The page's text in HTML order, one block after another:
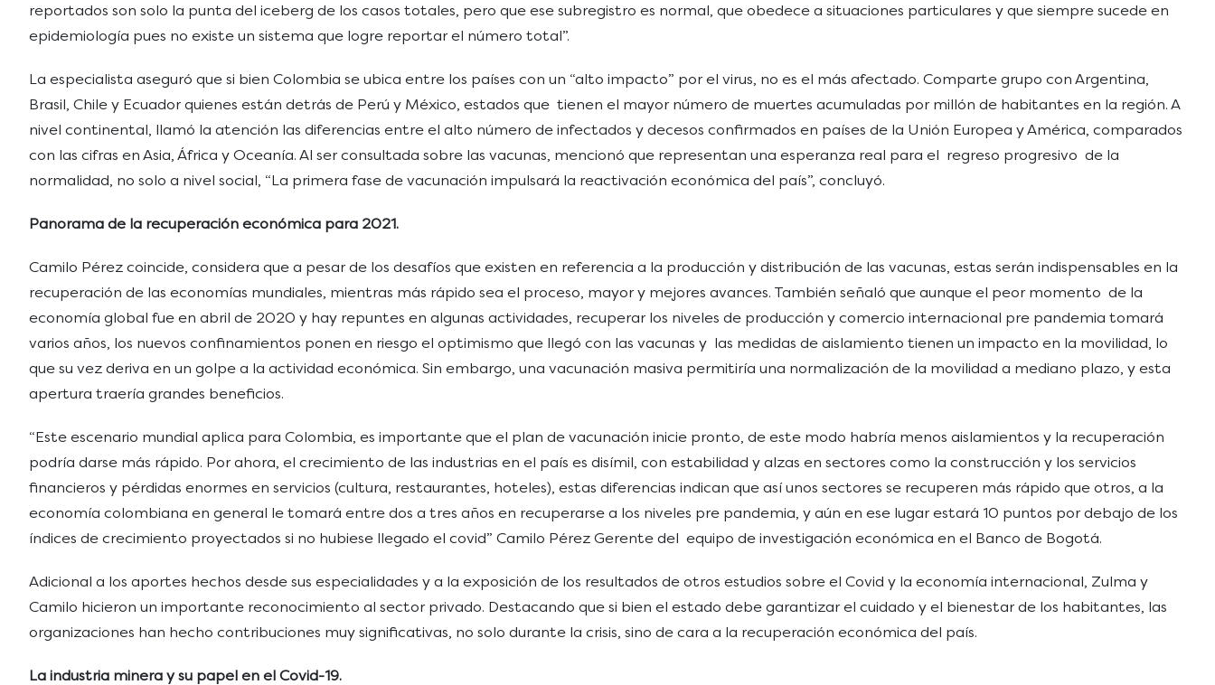
reportados son solo la punta del iceberg de los casos totales, pero que ese subregistro es normal, que obedece a situaciones particulares y que siempre sucede en
epidemiología pues no existe un sistema que logre reportar el número total”.
La especialista aseguró que si bien Colombia se ubica entre los países con un “alto impacto” por el virus, no es el más afectado. Comparte grupo con Argentina,
Brasil, Chile y Ecuador quienes están detrás de Perú y México, estados que tienen el mayor número de muertes acumuladas por millón de habitantes en la región. A
nivel continental, llamó la atención las diferencias entre el alto número de infectados y decesos confirmados en países de la Unión Europea y América, comparados
con las cifras en Asia, África y Oceanía. Al ser consultada sobre las vacunas, mencionó que representan una esperanza real para el regreso progresivo de la
normalidad, no solo a nivel social, “La primera fase de vacunación impulsará la reactivación económica del país”, concluyó.
Panorama de la recuperación económica para 2021.
Camilo Pérez coincide, considera que a pesar de los desafíos que existen en referencia a la producción y distribución de las vacunas, estas serán indispensables en la
recuperación de las economías mundiales, mientras más rápido sea el proceso, mayor y mejores avances. También señaló que aunque el peor momento de la
economía global fue en abril de 2020 y hay repuntes en algunas actividades, recuperar los niveles de producción y comercio internacional pre pandemia tomará
varios años, los nuevos confinamientos ponen en riesgo el optimismo que llegó con las vacunas y las medidas de aislamiento tienen un impacto en la movilidad, lo
que su vez deriva en un golpe a la actividad económica. Sin embargo, una vacunación masiva permitiría una normalización de la movilidad a mediano plazo, y esta
apertura traería grandes beneficios.
“Este escenario mundial aplica para Colombia, es importante que el plan de vacunación inicie pronto, de este modo habría menos aislamientos y la recuperación
podría darse más rápido. Por ahora, el crecimiento de las industrias en el país es disímil, con estabilidad y alzas en sectores como la construcción y los servicios
financieros y pérdidas enormes en servicios (cultura, restaurantes, hoteles), estas diferencias indican que así unos sectores se recuperen más rápido que otros, a la
economía colombiana en general le tomará entre dos a tres años en recuperarse a los niveles pre pandemia, y aún en ese lugar estará 10 puntos por debajo de los
índices de crecimiento proyectados si no hubiese llegado el covid” Camilo Pérez Gerente del equipo de investigación económica en el Banco de Bogotá.
Adicional a los aportes hechos desde sus especialidades y a la exposición de los resultados de otros estudios sobre el Covid y la economía internacional, Zulma y
Camilo hicieron un importante reconocimiento al sector privado. Destacando que si bien el estado debe garantizar el cuidado y el bienestar de los habitantes, las
organizaciones han hecho contribuciones muy significativas, no solo durante la crisis, sino de cara a la recuperación económica del país.
La industria minera y su papel en el Covid-19.